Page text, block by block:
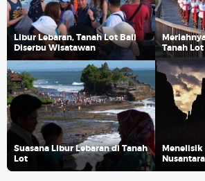
Libur Lebaran, Tanah Lot Bali
Diserbu Wisatawan
Tanah
Suasana Libur Lebaran di Tanah
Lot
Menelisik
Nusantara